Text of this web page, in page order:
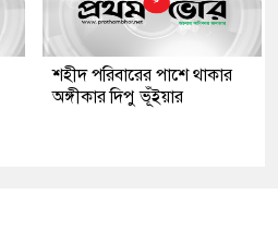
শহীদ পরিবারের পাশে থাকার
অঙ্গীকার দিপু ভূঁইয়ার